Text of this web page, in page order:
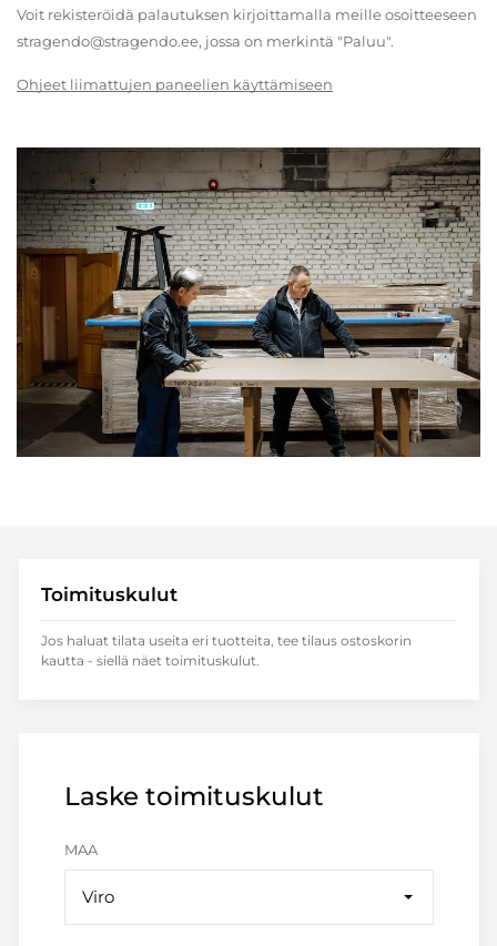
Voit rekisteröidä palautuksen kirjoittamalla meille osoitteeseen
stragendo@stragendo.ee, jossa on merkintä "Paluu".
Ohjeet liimattujen paneelien käyttämiseen
Laske toimituskulut
MAA
Viro
Toimituskulut
Jos haluat tilata useita eri tuotteita, tee tilaus ostoskorin
kautta - siellä näet toimituskulut.